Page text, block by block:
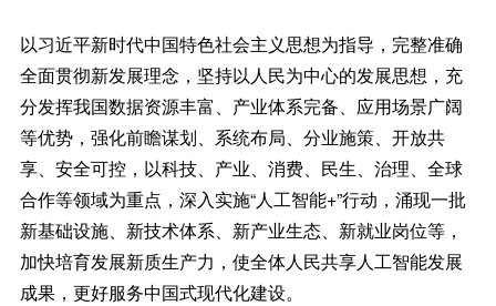
以习近平新时代中国特色社会主义思想为指导，完整准确
全面贯彻新发展理念，坚持以人民为中心的发展思想，充
分发挥我国数据资源丰富、产业体系完备、应用场景广阔
等优势，强化前瞻谋划、系统布局、分业施策、开放共
享、安全可控，以科技、产业、消费、民生、治理、全球
合作等领域为重点，深入实施“人工智能+”行动，涌现一批
新基础设施、新技术体系、新产业生态、新就业岗位等，
加快培育发展新质生产力，使全体人民共享人工智能发展
成果，更好服务中国式现代化建设。